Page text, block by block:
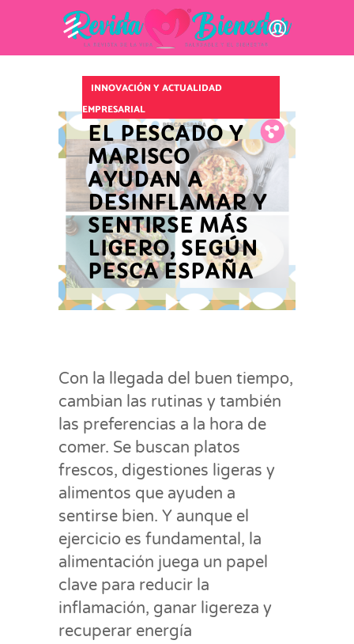
Fb.
Tw.
Pin.
INNOVACIÓN Y ACTUALIDAD
EMPRESARIAL
EL PESCADO Y
MARISCO
AYUDAN A
DESINFLAMAR Y
SENTIRSE MÁS
LIGERO, SEGÚN
PESCA ESPAÑA
Con la llegada del buen tiempo,
cambian las rutinas y también
las preferencias a la hora de
comer. Se buscan platos
frescos, digestiones ligeras y
alimentos que ayuden a
sentirse bien. Y aunque el
ejercicio es fundamental, la
alimentación juega un papel
clave para reducir la
inflamación, ganar ligereza y
recuperar energía